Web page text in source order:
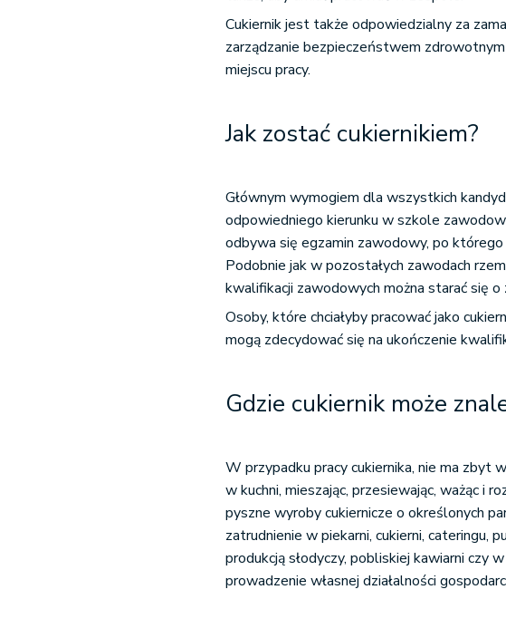
Cukiernik jest także odpowiedzialny za
zarządzanie bezpieczeństwem
miejscu pracy.
Jak zostać cukiernikiem?
Głównym wymogiem dla wszystkich
odpowiedniego kierunku w szkole
odbywa się egzamin zawodowy, po
Podobnie jak w pozostałych zawodach
kwalifikacji zawodowych można starać się
Osoby, które chciałyby pracować jako
mogą zdecydować się na ukończenie
Gdzie cukiernik może
W przypadku pracy cukiernika, nie ma zbyt
w kuchni, mieszając, przesiewając, ważąc i
pyszne wyroby cukiernicze o określonych
zatrudnienie w piekarni, cukierni, cateringu,
produkcją słodyczy, pobliskiej kawiarni czy
prowadzenie własnej działalności